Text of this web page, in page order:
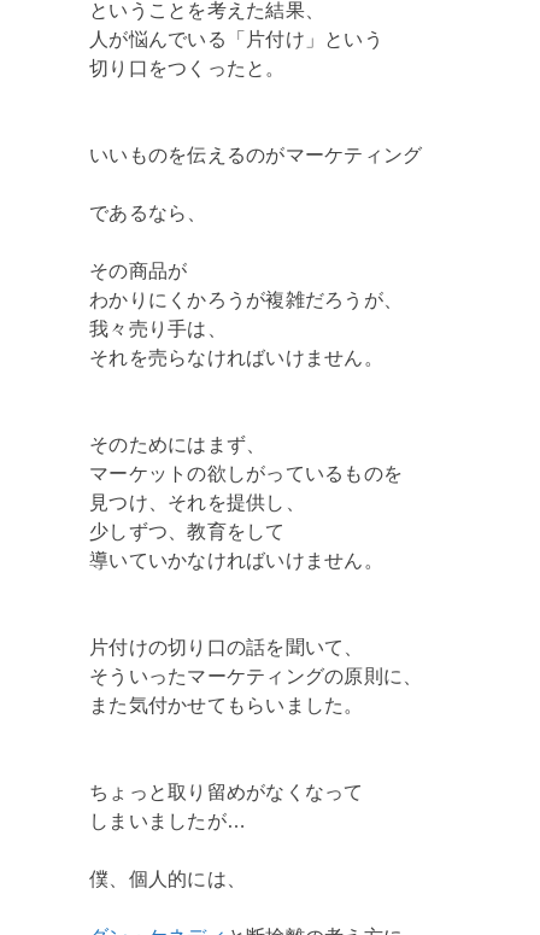
ということを考えた結果、
人が悩んでいる「片付け」という
切り口をつくったと。
いいものを伝えるのがマーケティング
であるなら、
その商品が
わかりにくかろうが複雑だろうが、
我々売り手は、
それを売らなければいけません。
そのためにはまず、
マーケットの欲しがっているものを
見つけ、それを提供し、
少しずつ、教育をして
導いていかなければいけません。
片付けの切り口の話を聞いて、
そういったマーケティングの原則に、
また気付かせてもらいました。
ちょっと取り留めがなくなって
しまいましたが…
僕、個人的には、